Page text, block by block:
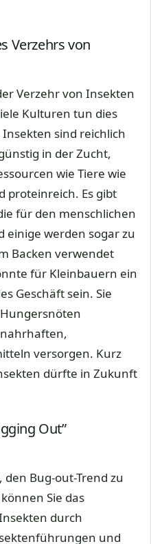
Verzehrs von
Verzehr von Insekten
Kulturen tun dies
sind reichlich
in der Zucht,
wie Tiere wie
proteinreich. Es gibt
für den menschlichen
einige werden sogar zu
Backen verwendet
für Kleinbauern ein
Geschäft sein. Sie
versorgen. Kurz
dürfte in Zukunft
Out”
Bug-out-Trend zu
Sie das
durch
und